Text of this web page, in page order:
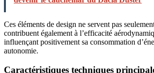
Ces éléments de design ne servent pas
contribuent également à l’efficacité
influençant positivement sa consommation
autonomie.
Caractéristiques techniques